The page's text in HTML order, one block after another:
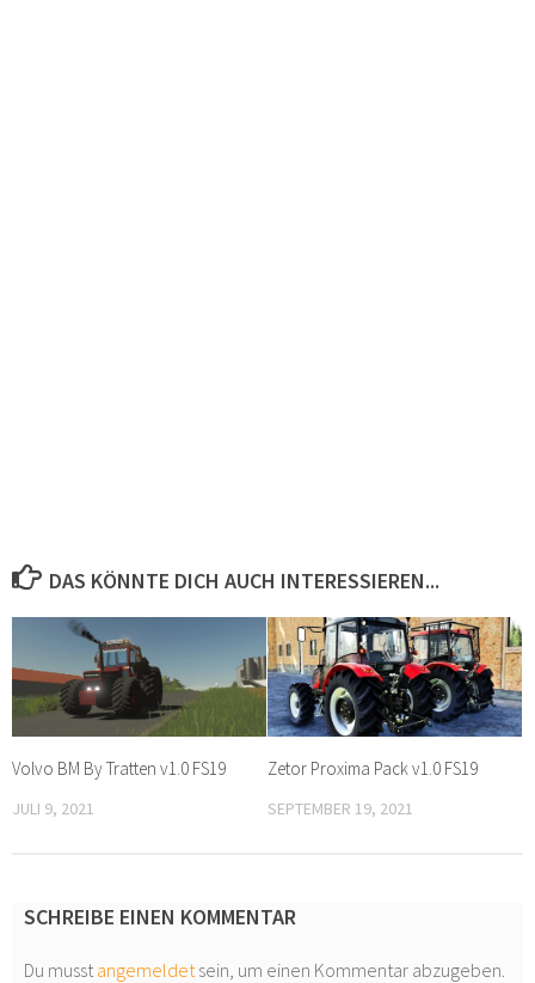
DAS KÖNNTE DICH AUCH INTERESSIEREN...
Volvo BM By Tratten v1.0 FS19
JULI 9, 2021
Zetor Proxima Pack v1.0 FS19
SEPTEMBER 19, 2021
SCHREIBE EINEN KOMMENTAR
Du musst angemeldet sein, um einen Kommentar abzugeben.